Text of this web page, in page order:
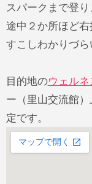
スパークまで登り
途中２か所ほど右
すこしわかりづら
目的地のウェルネ
ー（里山交流館
定です。